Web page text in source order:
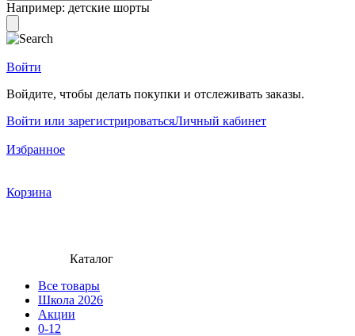
Например: детские шорты
Войти
Войдите, чтобы делать покупки и отслеживать заказы.
Войти или зарегистрироватьсяЛичный кабинет
Избранное
Корзина
Каталог
Все товары
Школа 2026
Акции
0-12